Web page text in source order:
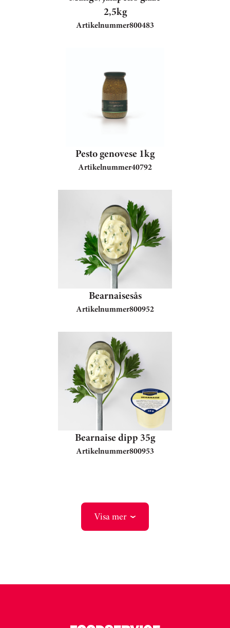
2,5kg
Artikelnummer800483
Pesto genovese 1kg
Artikelnummer40792
Bearnaisesås
Artikelnummer800952
Bearnaise dipp 35g
Artikelnummer800953
Visa mer